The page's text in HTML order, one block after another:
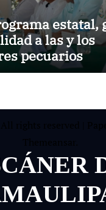
estatal,
a las y los
pecuarios